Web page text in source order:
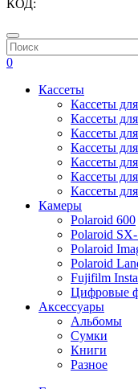
КОД:
0
Кассеты
Кассеты
Кассеты
Кассеты
Кассеты
Кассеты
Кассеты
Кассеты
Камеры
Polaroid 600
Polaroid
Polaroid
Polaroid
Fujifilm
Цифровые
Аксессуары
Альбомы
Сумки
Книги
Разное